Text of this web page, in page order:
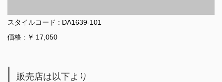
スタイルコード : DA1639-101
価格 : ￥ 17,050
販売店は以下より